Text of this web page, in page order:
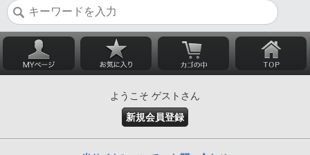
ようこそ ゲストさん
新規会員登録